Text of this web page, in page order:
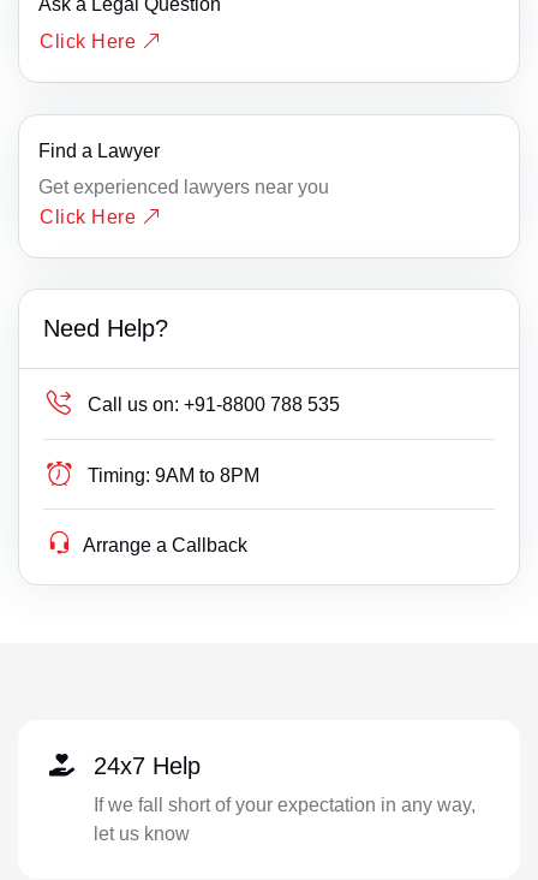
Ask a Legal Question
Click Here
Find a Lawyer
Get experienced lawyers near you
Click Here
Need Help?
Call us on: +91-8800 788 535
Timing: 9AM to 8PM
Arrange a Callback
24x7 Help
If we fall short of your expectation in any way,
let us know